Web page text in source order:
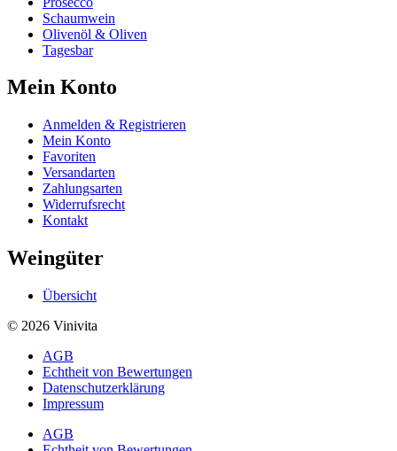
Schaumwein
Olivenöl & Oliven
Tagesbar
Mein Konto
Anmelden & Registrieren
Mein Konto
Favoriten
Versandarten
Zahlungsarten
Widerrufsrecht
Kontakt
Weingüter
Übersicht
© 2026 Vinivita
AGB
Echtheit von Bewertungen
Datenschutzerklärung
Impressum
AGB